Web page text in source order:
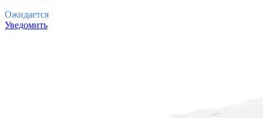
Ожидается
Уведомить